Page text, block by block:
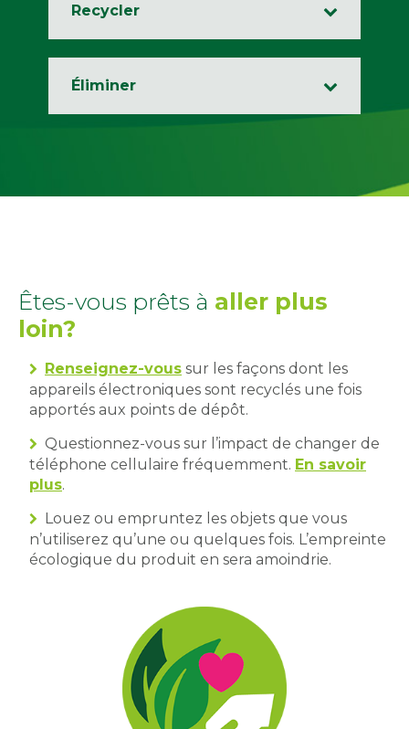
Recycler
Éliminer
Êtes-vous prêts à aller plus
loin?
Renseignez-vous sur les façons dont les
appareils électroniques sont recyclés une fois
apportés aux points de dépôt.
Questionnez-vous sur l’impact de changer de
téléphone cellulaire fréquemment. En savoir
plus.
Louez ou empruntez les objets que vous
n’utiliserez qu’une ou quelques fois. L’empreinte
écologique du produit en sera amoindrie.